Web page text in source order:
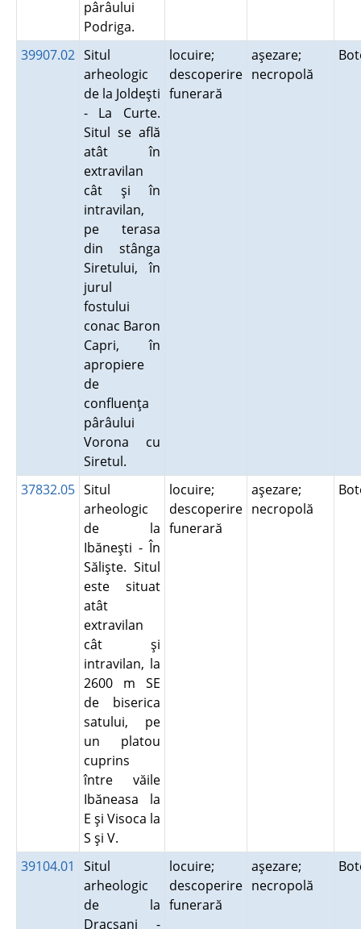
pârâului
Podriga.
39907.02 Situl
arheologic
de la Joldeşti
- La Curte.
Situl se află
atât în
extravilan
cât şi în
intravilan,
pe terasa
din stânga
Siretului, în
jurul
fostului
conac Baron
Capri, în
apropiere
de
confluenţa
pârâului
Vorona cu
Siretul.
locuire;
descoperire
funerară
aşezare;
necropolă
37832.05 Situl
arheologic
de la
Ibăneşti - În
Sălişte. Situl
este situat
atât
extravilan
cât şi
intravilan, la
2600 m SE
de biserica
satului, pe
un platou
cuprins
între văile
Ibăneasa la
E şi Visoca la
S şi V.
locuire;
descoperire
funerară
aşezare;
necropolă
39104.01
Situl
arheologic
de la
Dracşani -
locuire;
descoperire
funerară
aşezare;
necropolă